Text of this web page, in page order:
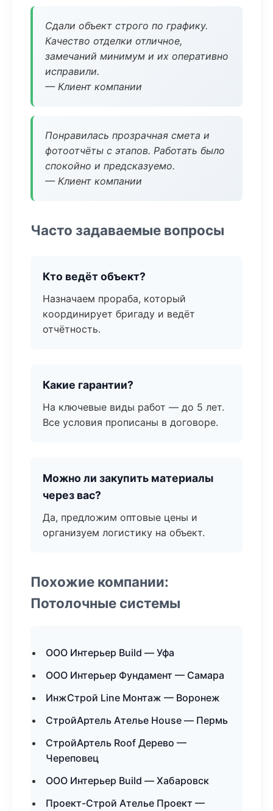
Сдали объект строго по графику.
Качество отделки отличное,
замечаний минимум и их оперативно
исправили.
— Клиент компании
Понравилась прозрачная смета и
фотоотчёты с этапов. Работать было
спокойно и предсказуемо.
— Клиент компании
Часто задаваемые вопросы
Кто ведёт объект?
Назначаем прораба, который
координирует бригаду и ведёт
отчётность.
Какие гарантии?
На ключевые виды работ — до 5 лет.
Все условия прописаны в договоре.
Можно ли закупить материалы
через вас?
Да, предложим оптовые цены и
организуем логистику на объект.
Похожие компании:
Потолочные системы
ООО Интерьер Build — Уфа
ООО Интерьер Фундамент — Самара
ИнжСтрой Line Монтаж — Воронеж
СтройАртель Ателье House — Пермь
СтройАртель Roof Дерево —
Череповец
ООО Интерьер Build — Хабаровск
Проект-Строй Ателье Проект —